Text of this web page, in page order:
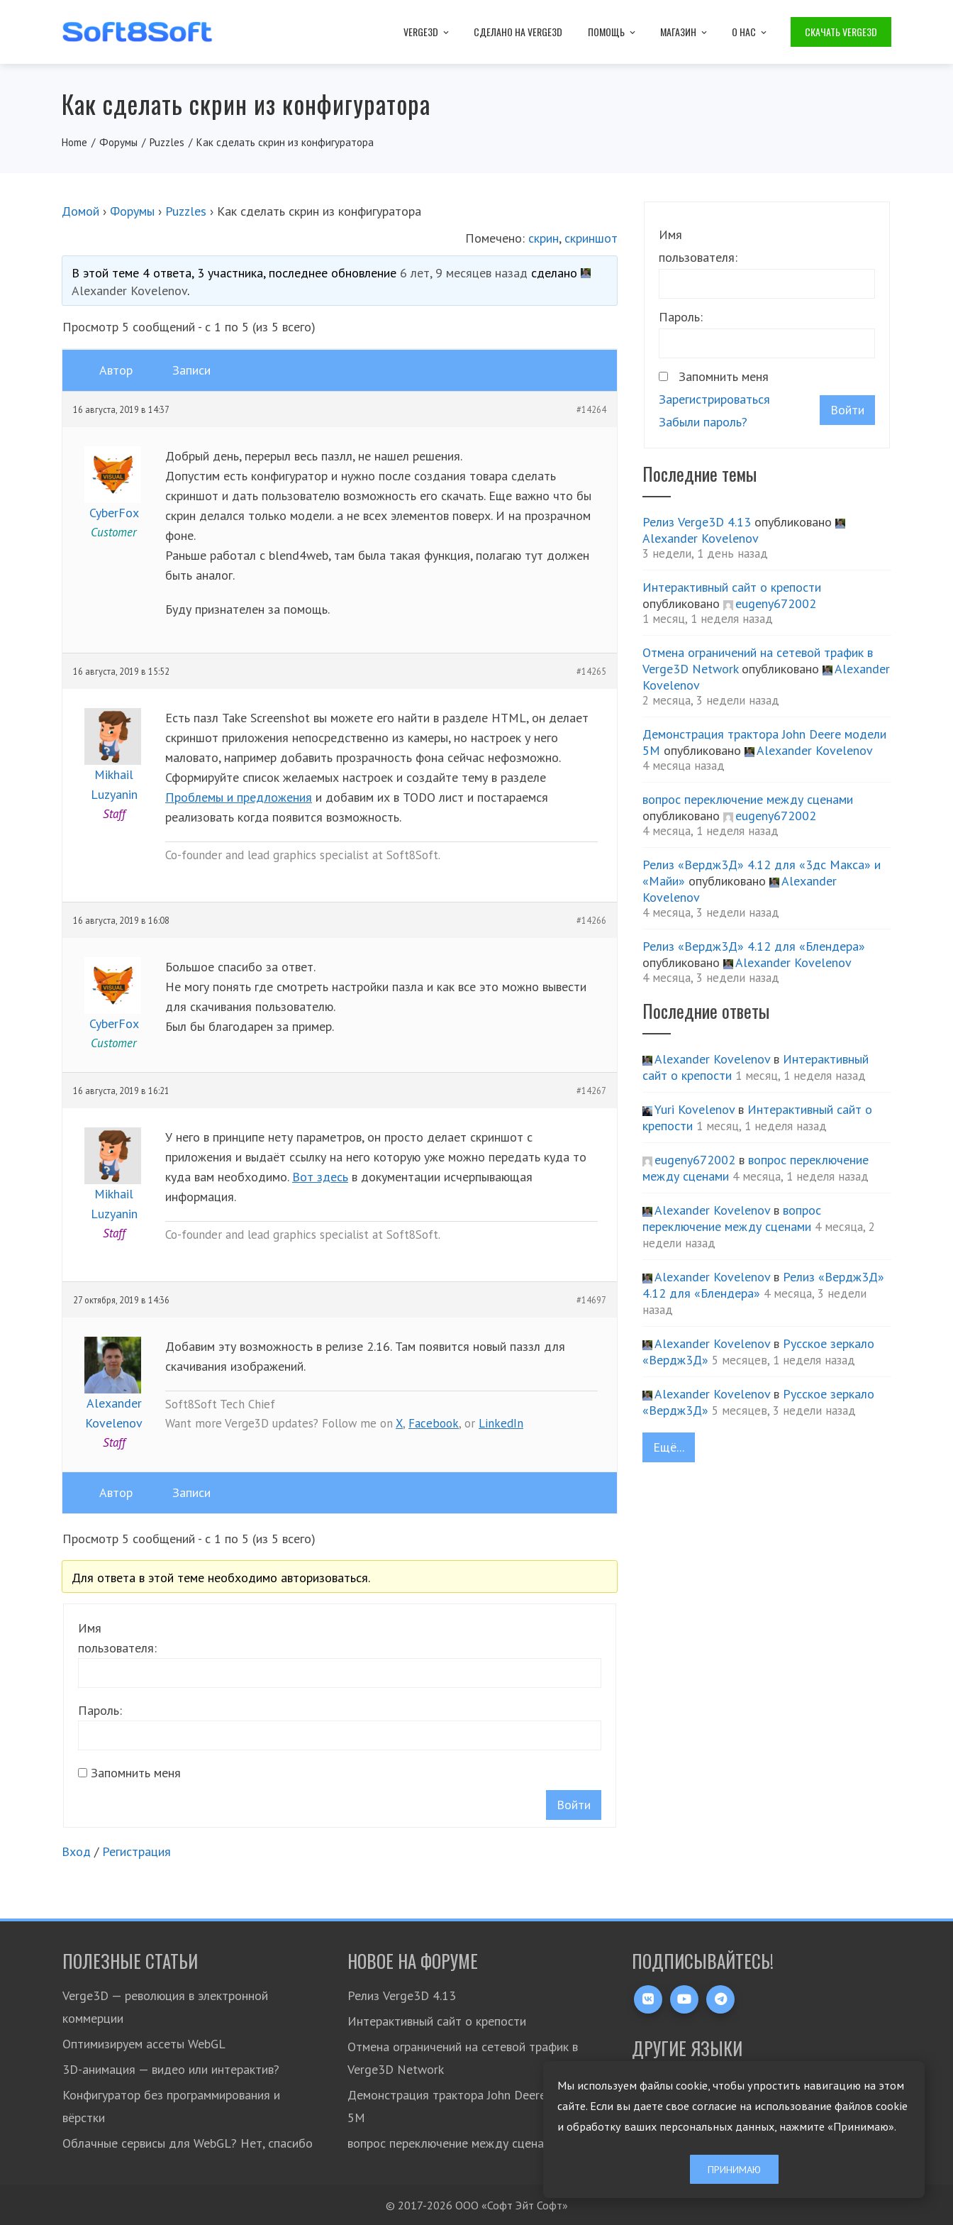
Мы используем файлы cookie, чтобы упростить навигацию на этом
сайте. Если вы даете свое согласие на использование файлов cookie
и обработку ваших персональных данных, нажмите «Принимаю».
ПРИНИМАЮ
VERGE3D СДЕЛАНО НА VERGE3D ПОМОЩЬ МАГАЗИН О НАС СКАЧАТЬ VERGE3D
Как сделать скрин из конфигуратора
Home Форумы Puzzles Как сделать скрин из конфигуратора
Домой › Форумы › Puzzles › Как сделать скрин из конфигуратора
Помечено: скрин, скриншот
В этой теме 4 ответа, 3 участника, последнее обновление 6 лет, 9 месяцев назад сделано
Alexander Kovelenov.
Просмотр 5 сообщений - с 1 по 5 (из 5 всего)
Автор Записи
16 августа, 2019 в 14:37 #14264
CyberFox
Customer
Добрый день, перерыл весь пазлл, не нашел решения.
Допустим есть конфигуратор и нужно после создания товара сделать
скриншот и дать пользователю возможность его скачать. Еще важно что бы
скрин делался только модели. а не всех элементов поверх. И на прозрачном
фоне.
Раньше работал с blend4web, там была такая функция, полагаю тут должен
быть аналог.
Буду признателен за помощь.
16 августа, 2019 в 15:52 #14265
Mikhail
Luzyanin
Staff
Есть пазл Take Screenshot вы можете его найти в разделе HTML, он делает
скриншот приложения непосредственно из камеры, но настроек у него
маловато, например добавить прозрачность фона сейчас нефозможно.
Сформируйте список желаемых настроек и создайте тему в разделе
Проблемы и предложения и добавим их в TODO лист и постараемся
реализовать когда появится возможность.
Co-founder and lead graphics specialist at Soft8Soft.
16 августа, 2019 в 16:08 #14266
CyberFox
Customer
Большое спасибо за ответ.
Не могу понять где смотреть настройки пазла и как все это можно вывести
для скачивания пользователю.
Был бы благодарен за пример.
16 августа, 2019 в 16:21 #14267
Mikhail
Luzyanin
Staff
У него в принципе нету параметров, он просто делает скриншот с
приложения и выдаёт ссылку на него которую уже можно передать куда то
куда вам необходимо. Вот здесь в документации исчерпывающая
информация.
Co-founder and lead graphics specialist at Soft8Soft.
27 октября, 2019 в 14:36 #14697
Alexander
Kovelenov
Staff
Добавим эту возможность в релизе 2.16. Там появится новый паззл для
скачивания изображений.
Soft8Soft Tech Chief
Want more Verge3D updates? Follow me on X, Facebook, or LinkedIn
Автор Записи
Просмотр 5 сообщений - с 1 по 5 (из 5 всего)
Для ответа в этой теме необходимо авторизоваться.
Имя
пользователя:
Пароль:
Запомнить меня
Войти
Вход / Регистрация
Имя
пользователя:
Пароль:
Запомнить меня
Войти
Зарегистрироваться
Забыли пароль?
Последние темы
Релиз Verge3D 4.13 опубликовано
Alexander Kovelenov
3 недели, 1 день назад
Интерактивный сайт о крепости
опубликовано
eugeny672002
1 месяц, 1 неделя назад
Отмена ограничений на сетевой трафик в
Verge3D Networkопубликовано
Alexander
Kovelenov
2 месяца, 3 недели назад
Демонстрация трактора John Deere модели
5М опубликовано Alexander Kovelenov
4 месяца назад
вопрос переключение между сценами
опубликовано
eugeny672002
4 месяца, 1 неделя назад
Релиз «Вердж3Д» 4.12 для «3дс Макса» и
«Майи» опубликовано
Alexander
Kovelenov
4 месяца, 3 недели назад
Релиз «Вердж3Д» 4.12 для «Блендера»
опубликовано
Alexander Kovelenov
4 месяца, 3 недели назад
Последние ответы
Alexander Kovelenovв Интерактивный
сайт о крепости 1 месяц, 1 неделя назад
Yuri Kovelenovв Интерактивный сайт о
крепости 1 месяц, 1 неделя назад
eugeny672002 в вопрос переключение
между сценами 4 месяца, 1 неделя назад
Alexander Kovelenovв вопрос
переключение между сценами 4 месяца, 2
недели назад
Alexander Kovelenovв Релиз «Вердж3Д»
4.12 для «Блендера» 4 месяца, 3 недели
назад
Alexander Kovelenovв Русское зеркало
«Вердж3Д» 5 месяцев, 1 неделя назад
Alexander Kovelenovв Русское зеркало
«Вердж3Д» 5 месяцев, 3 недели назад
Ещё...
ПОЛЕЗНЫЕ СТАТЬИ
Verge3D — революция в электронной
коммерции
Оптимизируем ассеты WebGL
3D-анимация — видео или интерактив?
Конфигуратор без программирования и
вёрстки
Облачные сервисы для WebGL? Нет, спасибо
НОВОЕ НА ФОРУМЕ
Релиз Verge3D 4.13
Интерактивный сайт о крепости
Отмена ограничений на сетевой трафик в
Verge3D Network
Демонстрация трактора John Deere модели
5М
вопрос переключение между сценами
ПОДПИСЫВАЙТЕСЬ!
ДРУГИЕ ЯЗЫКИ
© 2017-2026 ООО «Софт Эйт Софт»